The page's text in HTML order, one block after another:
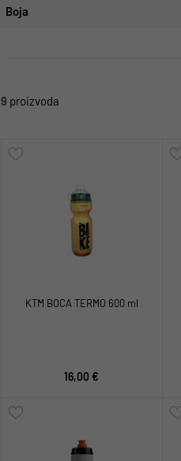
Boja
9 proizvoda
KTM BOCA TERMO 600 ml
16,00 €